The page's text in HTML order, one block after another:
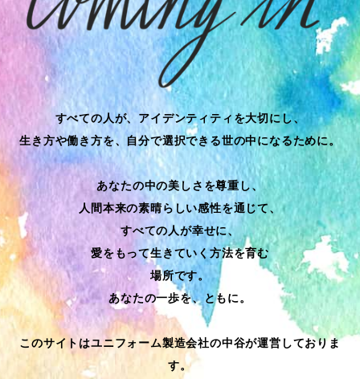
すべての人が、アイデンティティを大切にし、
生き方や働き方を、自分で選択できる世の中になるために。
あなたの中の美しさを尊重し、
人間本来の素晴らしい感性を通じて、
すべての人が幸せに、
愛をもって生きていく方法を育む
場所です。
あなたの一歩を、ともに。
このサイトはユニフォーム製造会社の中谷が運営しておりま
す。